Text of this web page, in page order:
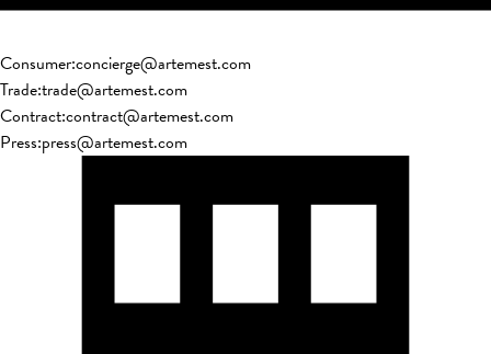
Consumer:concierge@artemest.com
Trade:trade@artemest.com
Contract:contract@artemest.com
Press:press@artemest.com